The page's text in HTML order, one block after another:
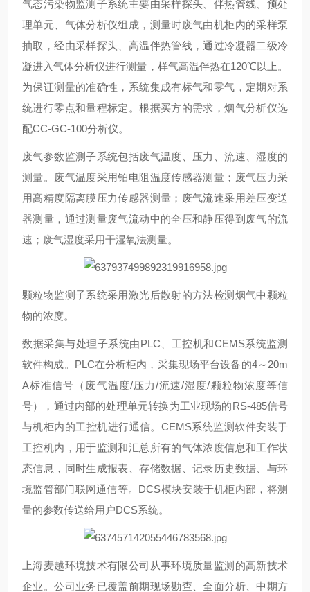
气态污染物监测子系统主要由采样探头、伴热管线、预处
理单元、气体分析仪组成，测量时废气由机柜内的采样泵
抽取，经由采样探头、高温伴热管线，通过冷凝器二级冷
凝进入气体分析仪进行测量，样气高温伴热在120℃以上。
为保证测量的准确性，系统集成有标气和零气，定期对系
统进行零点和量程标定。根据买方的需求，烟气分析仪选
配CC-GC-100分析仪。
废气参数监测子系统包括废气温度、压力、流速、湿度的
测量。废气温度采用铂电阻温度传感器测量；废气压力采
用高精度隔离膜压力传感器测量；废气流速采用差压变送
器测量，通过测量废气流动中的全压和静压得到废气的流
速；废气湿度采用干湿氧法测量。
颗粒物监测子系统采用激光后散射的方法检测烟气中颗粒
物的浓度。
数据采集与处理子系统由PLC、工控机和CEMS系统监测
软件构成。PLC在分析柜内，采集现场平台设备的4～20m
A标准信号（废气温度/压力/流速/湿度/颗粒物浓度等信
号），通过内部的处理单元转换为工业现场的RS-485信号
与机柜内的工控机进行通信。CEMS系统监测软件安装于
工控机内，用于监测和汇总所有的气体浓度信息和工作状
态信息，同时生成报表、存储数据、记录历史数据、与环
境监管部门联网通信等。DCS模块安装于机柜内部，将测
量的参数传送给用户DCS系统。
上海麦越环境技术有限公司从事环境质量监测的高新技术
企业。公司业务已覆盖前期现场勘查、全面分析、中期方